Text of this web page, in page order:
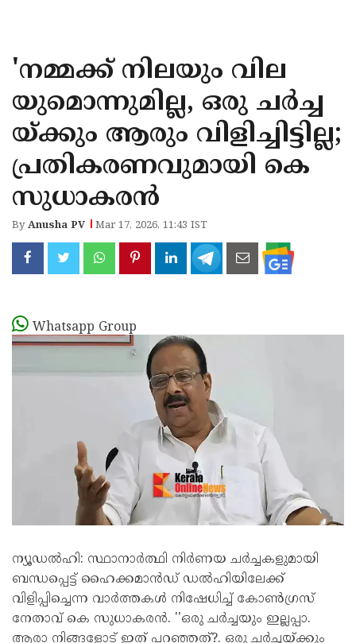
KANNUR
KASARAGOD
'നമ്മക്ക് നിലയും വില
യുമൊന്നുമില്ല, ഒരു ചർച്ച
യ്ക്കും ആരും വിളിച്ചിട്ടില്ല;
പ്രതികരണവുമായി കെ
സുധാകരൻ
ByAnusha PV Mar 17, 2026, 11:43 IST
Whatsapp Group
ന്യൂഡൽഹി: സ്ഥാനാർത്ഥി നിർണയ ചർച്ചകളുമായി
ബന്ധപ്പെട്ട് ഹൈക്കമാൻഡ് ഡൽഹിയിലേക്ക്
വിളിപ്പിച്ചെന്ന വാർത്തകൾ നിഷേധിച്ച് കോൺ​ഗ്രസ്
നേതാവ് കെ സുധാകരൻ. ''ഒരു ചർച്ചയും ഇല്ലപ്പാ.
ആരാ നിങ്ങളോട് ഇത് പറഞ്ഞത്?. ഒരു ചർച്ചയ്ക്കും